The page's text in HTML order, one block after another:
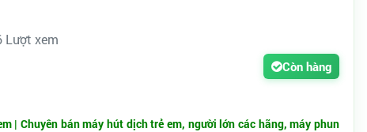
Lượt xem
Còn hàng
| Chuyên bán máy hút dịch trẻ em, người lớn các hãng, máy phun